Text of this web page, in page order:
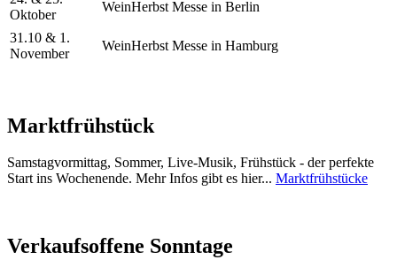
Oktober
WeinHerbst Messe in Berlin
31.10 & 1.
November
WeinHerbst Messe in Hamburg
Marktfrühstück
Samstagvormittag, Sommer, Live-Musik, Frühstück - der perfekte
Start ins Wochenende. Mehr Infos gibt es hier... Marktfrühstücke
Verkaufsoffene Sonntage